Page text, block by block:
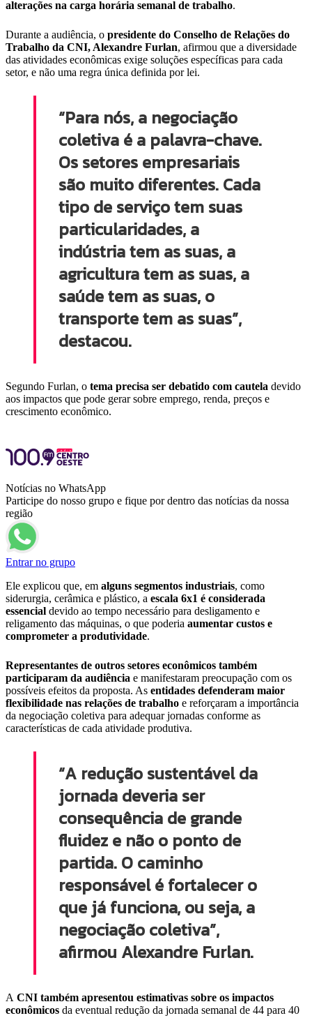
alterações na carga horária semanal de trabalho.
Durante a audiência, o presidente do Conselho de Relações do
Trabalho da CNI, Alexandre Furlan, afirmou que a diversidade
das atividades econômicas exige soluções específicas para cada
setor, e não uma regra única definida por lei.
“Para nós, a negociação
coletiva é a palavra-chave.
Os setores empresariais
são muito diferentes. Cada
tipo de serviço tem suas
particularidades, a
indústria tem as suas, a
agricultura tem as suas, a
saúde tem as suas, o
transporte tem as suas”,
destacou.
Segundo Furlan, o tema precisa ser debatido com cautela devido
aos impactos que pode gerar sobre emprego, renda, preços e
crescimento econômico.
Notícias no WhatsApp
Participe do nosso grupo e fique por dentro das notícias da nossa
região
Entrar no grupo
Ele explicou que, em alguns segmentos industriais, como
siderurgia, cerâmica e plástico, a escala 6x1 é considerada
essencial devido ao tempo necessário para desligamento e
religamento das máquinas, o que poderia aumentar custos e
comprometer a produtividade.
Representantes de outros setores econômicos também
participaram da audiência e manifestaram preocupação com os
possíveis efeitos da proposta. As entidades defenderam maior
flexibilidade nas relações de trabalho e reforçaram a importância
da negociação coletiva para adequar jornadas conforme as
características de cada atividade produtiva.
“A redução sustentável da
jornada deveria ser
consequência de grande
fluidez e não o ponto de
partida. O caminho
responsável é fortalecer o
que já funciona, ou seja, a
negociação coletiva”,
afirmou Alexandre Furlan.
A CNI também apresentou estimativas sobre os impactos
econômicos da eventual redução da jornada semanal de 44 para 40